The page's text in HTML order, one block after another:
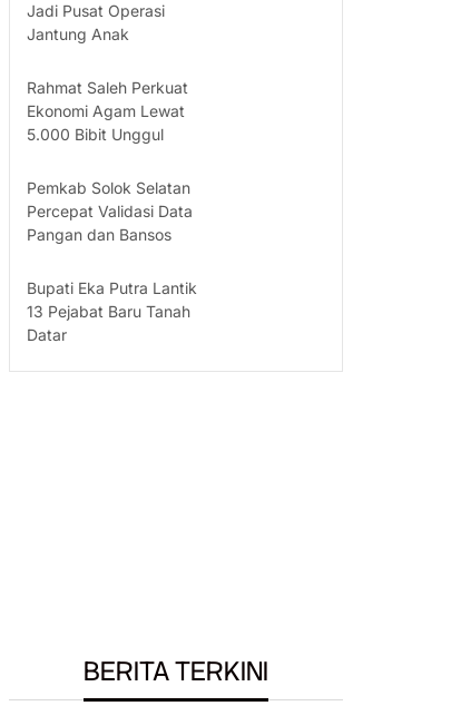
Jadi Pusat Operasi
Jantung Anak
Rahmat Saleh Perkuat
Ekonomi Agam Lewat
5.000 Bibit Unggul
Pemkab Solok Selatan
Percepat Validasi Data
Pangan dan Bansos
Bupati Eka Putra Lantik
13 Pejabat Baru Tanah
Datar
BERITA TERKINI